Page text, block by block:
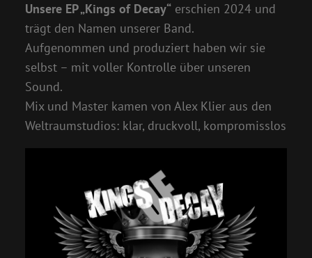
Unsere EP „Kings of Decay“ erschien 2024 und
trägt den Namen unserer Band.
Aufgenommen und produziert haben wir sie
selbst – mit voller Kontrolle über unseren
Sound.
Mix und Master kamen von Alex Klier aus den
Weltraumstudios: klar, druckvoll, kompromisslos